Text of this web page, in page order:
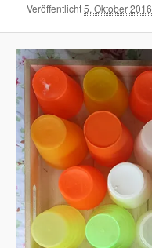
Veröffentlicht5. Oktober 2016